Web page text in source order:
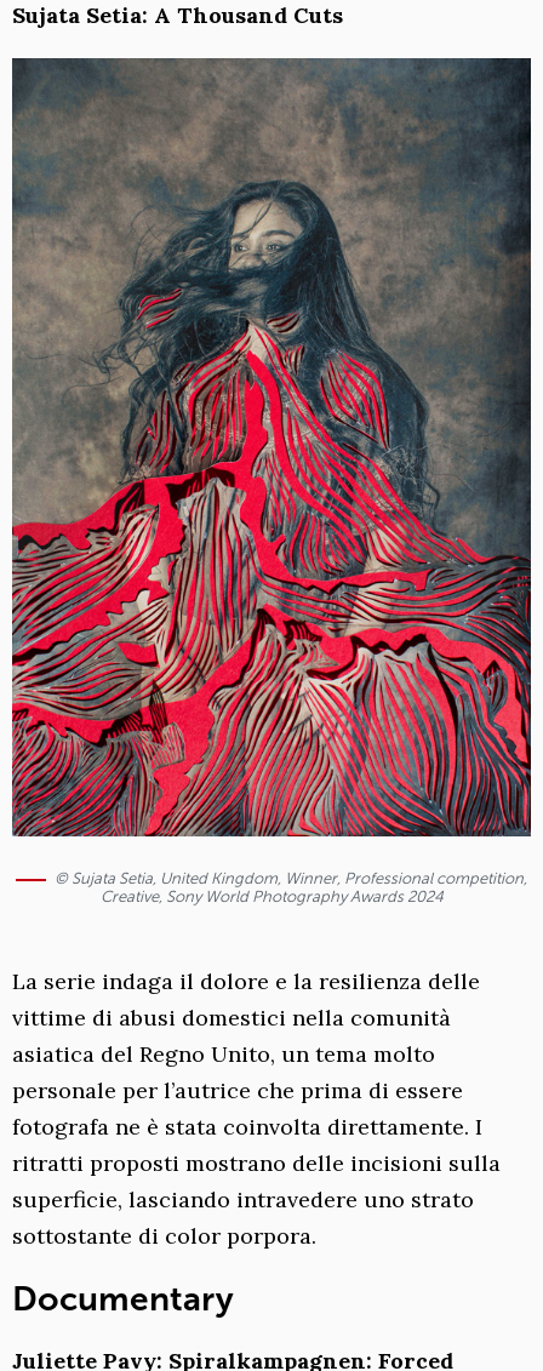
Sujata Setia: A Thousand Cuts
© Sujata Setia, United Kingdom, Winner, Professional competition,
Creative, Sony World Photography Awards 2024
La serie indaga il dolore e la resilienza delle
vittime di abusi domestici nella comunità
asiatica del Regno Unito, un tema molto
personale per l’autrice che prima di essere
fotografa ne è stata coinvolta direttamente. I
ritratti proposti mostrano delle incisioni sulla
superficie, lasciando intravedere uno strato
sottostante di color porpora.
Documentary
Juliette Pavy: Spiralkampagnen: Forced